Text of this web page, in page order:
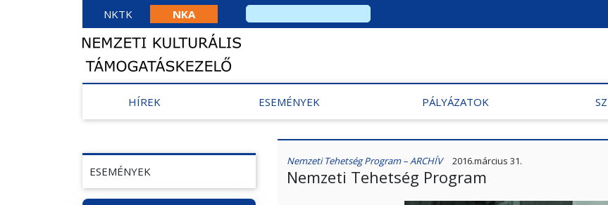
NKTK NKA
HÍREK ESEMÉNYEK PÁLYÁZATOK
ESEMÉNYEK
Nemzeti Tehetség Program – ARCHÍV 2016.március 31.
Nemzeti Tehetség Program